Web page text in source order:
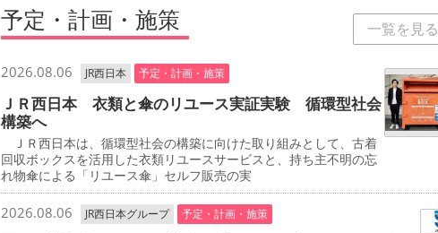
予定・計画・施策 一覧を見る
2026.08.06 JR西日本 予定・計画・施策
ＪＲ西日本 衣類と傘のリユース実証実験 循環型社会
構築へ
ＪＲ西日本は、循環型社会の構築に向けた取り組みとして、古着
回収ボックスを活用した衣類リユースサービスと、持ち主不明の忘
れ物傘による「リユース傘」セルフ販売の実
2026.08.06 JR西日本グループ 予定・計画・施策